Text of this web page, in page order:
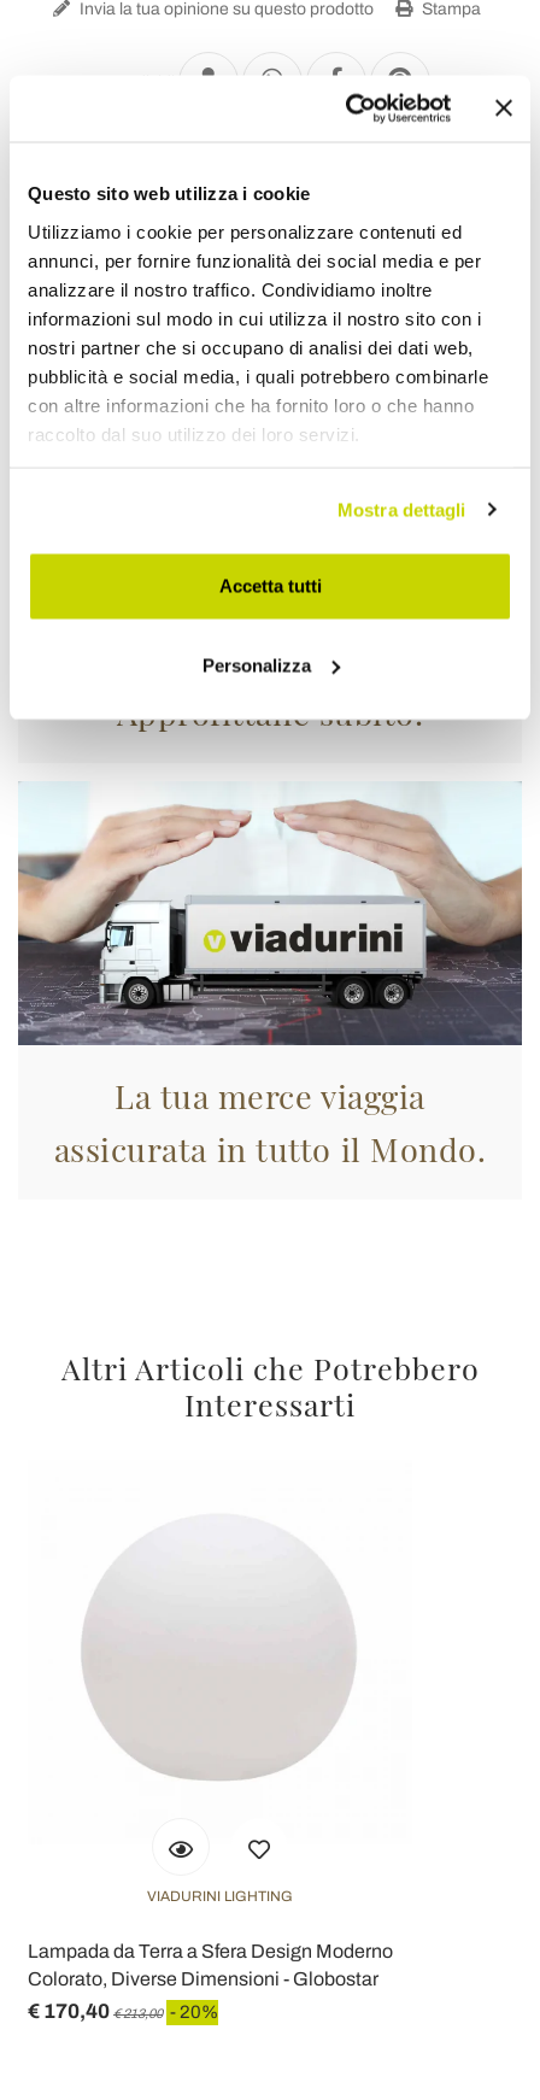
Questo sito web utilizza i cookie
Utilizziamo i cookie per personalizzare contenuti ed
annunci, per fornire funzionalità dei social media e per
analizzare il nostro traffico. Condividiamo inoltre
informazioni sul modo in cui utilizza il nostro sito con i
nostri partner che si occupano di analisi dei dati web,
pubblicità e social media, i quali potrebbero combinarle
con altre informazioni che ha fornito loro o che hanno
raccolto dal suo utilizzo dei loro servizi.
Mostra dettagli
Accetta tutti
Personalizza
Invia la tua opinione su questo prodotto Stampa
Approfittane subito!
La tua merce viaggia
assicurata in tutto il Mondo.
Altri Articoli che Potrebbero
Interessarti
VIADURINI LIGHTING
Lampada da Terra a Sfera Design Moderno
Colorato, Diverse Dimensioni - Globostar
€ 170,40 € 213,00 - 20%